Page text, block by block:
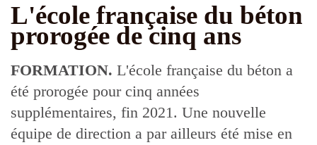
L'école française du béton
prorogée de cinq ans
FORMATION. L'école française du béton a
été prorogée pour cinq années
supplémentaires, fin 2021. Une nouvelle
équipe de direction a par ailleurs été mise en